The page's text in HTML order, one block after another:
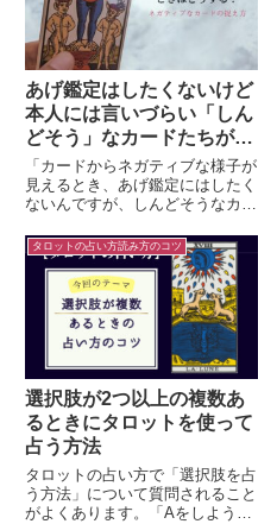
あげ鑑定はしたくないけど
本人には言いづらい「しん
どそう」なカードたちが出
てくるときはどうする？
「カードからネガティブな様子が
見えるとき、あげ鑑定にはしたく
ないんですが、しんどそうなカー
本人を前に言いにくいんです」と
いったご相談を受けることがよく
あるのですが、この記事では、こ
こに応えてみたいと思います。
タロットの占い方読み方のコツ
選択肢が2つ以上の複数あ
るときにタロットを使って
占う方法
タロットの占い方で「選択肢を占
う方法」について質問されること
がよくあります。「Aをしよう